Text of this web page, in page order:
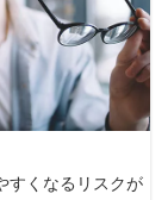
すくなるリスクが